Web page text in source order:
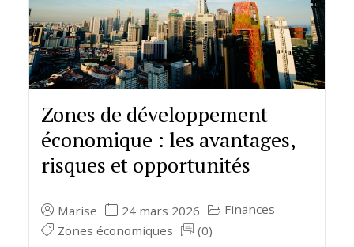
Zones de développement
économique : les avantages,
risques et opportunités
Marise 24 mars 2026
Finances
Zones économiques
(0)